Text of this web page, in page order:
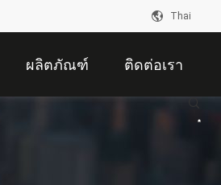
Thai
ผลิตภัณฑ์ ติดต่อเรา